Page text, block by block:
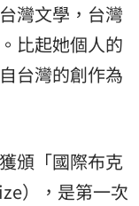
灣文學，台灣
比起她個人的
台灣的創作為
頒「國際布克
），是第一次